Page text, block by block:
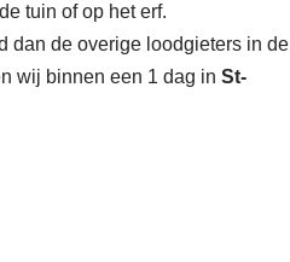
tuin of op het erf.
dan de overige loodgieters in de
wij binnen een 1 dag in St-